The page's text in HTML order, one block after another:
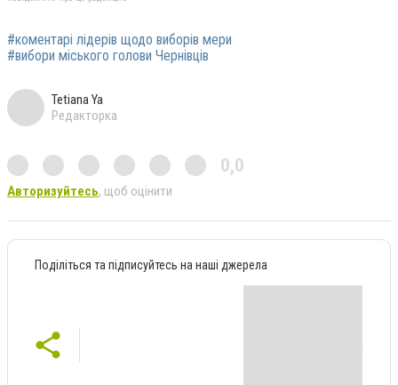
#коментарі лідерів щодо виборів мери
#вибори міського голови Чернівців
Tetiana Ya
Редакторка
0,0
Авторизуйтесь, щоб оцінити
Поділіться та підписуйтесь на наші джерела